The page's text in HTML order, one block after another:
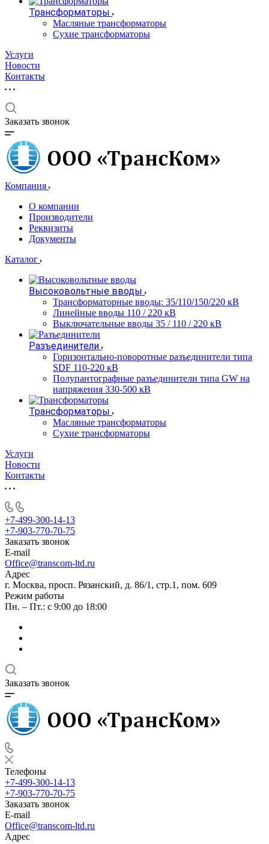
Трансформаторы
Масляные трансформаторы
Сухие трансформаторы
Услуги
Новости
Контакты
Заказать звонок
Компания
О компании
Производители
Реквизиты
Документы
Каталог
Высоковольтные вводы
Трансформаторные вводы: 35/110/150/220 кВ
Линейные вводы 110 / 220 кВ
Выключательные вводы 35 / 110 / 220 кВ
Разъединители
Горизонтально-поворотные разъединители типа
SDF 110-220 кВ
Полупантографные разъединители типа GW на
напряжения 330-500 кВ
Трансформаторы
Масляные трансформаторы
Сухие трансформаторы
Услуги
Новости
Контакты
+7-499-300-14-13
+7-903-770-70-75
Заказать звонок
E-mail
Office@transcom-ltd.ru
Адрес
г. Москва, просп. Рязанский, д. 86/1, стр.1, пом. 609
Режим работы
Пн. – Пт.: с 9:00 до 18:00
Заказать звонок
Телефоны
+7-499-300-14-13
+7-903-770-70-75
Заказать звонок
E-mail
Office@transcom-ltd.ru
Адрес